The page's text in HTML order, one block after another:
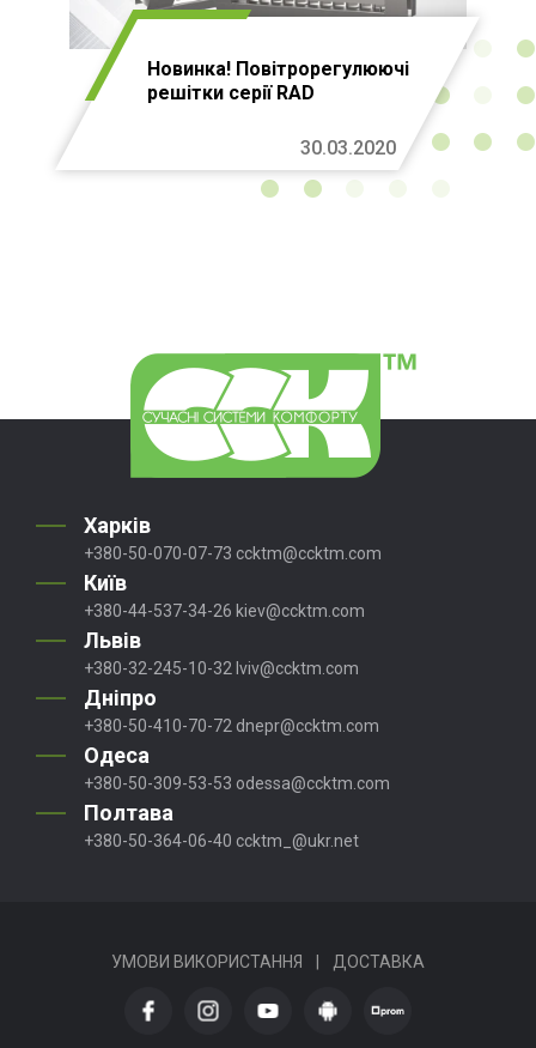
Новинка! Повітрорегулюючі
решітки серії RAD
30.03.2020
Харків
+380-50-070-07-73 ccktm@ccktm.com
Київ
+380-44-537-34-26 kiev@ccktm.com
Львів
+380-32-245-10-32 lviv@ccktm.com
Дніпро
+380-50-410-70-72 dnepr@ccktm.com
Одеса
+380-50-309-53-53 odessa@ccktm.com
Полтава
+380-50-364-06-40 ccktm_@ukr.net
УМОВИ ВИКОРИСТАННЯ ДОСТАВКА